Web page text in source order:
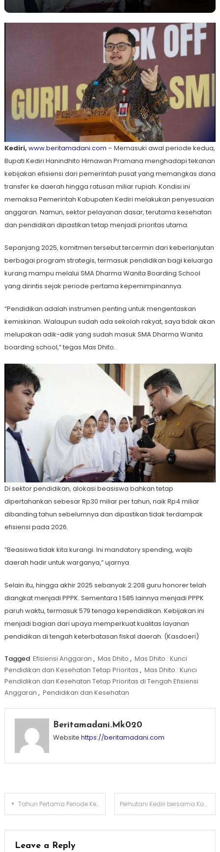
Kediri, www.beritamadani.com – Memasuki awal periode kedua,
Bupati Kediri Hanindhito Himawan Pramana menghadapi tekanan
kebijakan efisiensi dari pemerintah pusat yang memangkas dana
transfer ke daerah hingga ratusan miliar rupiah. Kondisi ini
memaksa Pemerintah Kabupaten Kediri melakukan penyesuaian
anggaran. Namun, sektor pelayanan dasar, terutama kesehatan
dan pendidikan dipastikan tetap menjadi prioritas utama.
Sepanjang 2025, komitmen tersebut tercermin dari keberlanjutan
berbagai program strategis, termasuk pendidikan bagi keluarga
kurang mampu melalui SMA Dharma Wanita Boarding School
yang dirintis sejak periode pertama kepemimpinannya.
“Pendidikan adalah instrumen penting untuk mengentaskan
kemiskinan. Walaupun sudah ada sekolah rakyat, saya tidak akan
melupakan adik-adik yang sudah masuk SMA Dharma Wanita
boarding school,” tegas Mas Dhito.
Di sektor pendidikan, alokasi beasiswa bahkan tetap
dipertahankan sebesar Rp30 miliar per tahun, naik Rp4 miliar
dibanding tahun sebelumnya dan dipastikan tidak terdampak
efisiensi pada 2026.
“Beasiswa tidak kita kurangi. Ini mandatory spending, wajib
daerah hadir untuk warganya,” ujarnya.
Selain itu, hingga akhir 2025 sebanyak 2.208 guru honorer telah
diangkat menjadi PPPK. Sementara 1.585 lainnya menjadi PPPK
paruh waktu, termasuk 579 tenaga kependidikan. Kebijakan ini
menjadi bagian dari upaya memperkuat kualitas layanan
pendidikan di tengah keterbatasan fiskal daerah. (Kasdoeri)
Tagged Efisiensi Anggaran , Mas Dhito , Mas Dhito : Kunci
Pendidikan dan Kesehatan Tetap Prioritas , Mas Dhito : Kunci
Pendidikan dan Kesehatan Tetap Prioritas di Tengah Efisiensi
Anggaran , Pendidikan dan Kesehatan
Beritamadani.mk020
Website https://beritamadani.com
Post
Tahun Pertama Periode Kedua, Mas Dhito Tancap Gas Mayoritas Program Prioritas Mulai Terwujud Perhutani Kediri bersama Kodim 0809 Tuntaskan Usulan KDMP ke Kementerian Kehutanan
Leave a Reply